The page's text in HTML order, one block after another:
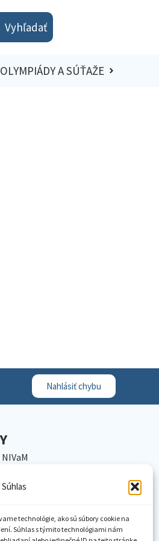
technológie, ako sú súbory cookie na
Súhlas s týmito technológiami nám
Vyhľadať
OLYMPIÁDY A SÚŤAŽE
Nahlásiť chybu